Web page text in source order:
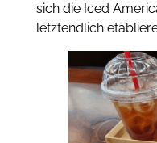
sich die Iced
letztendlich